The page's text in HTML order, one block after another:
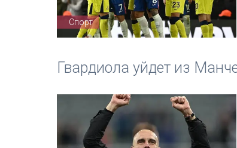
Спорт
Гвардиола уйдет из